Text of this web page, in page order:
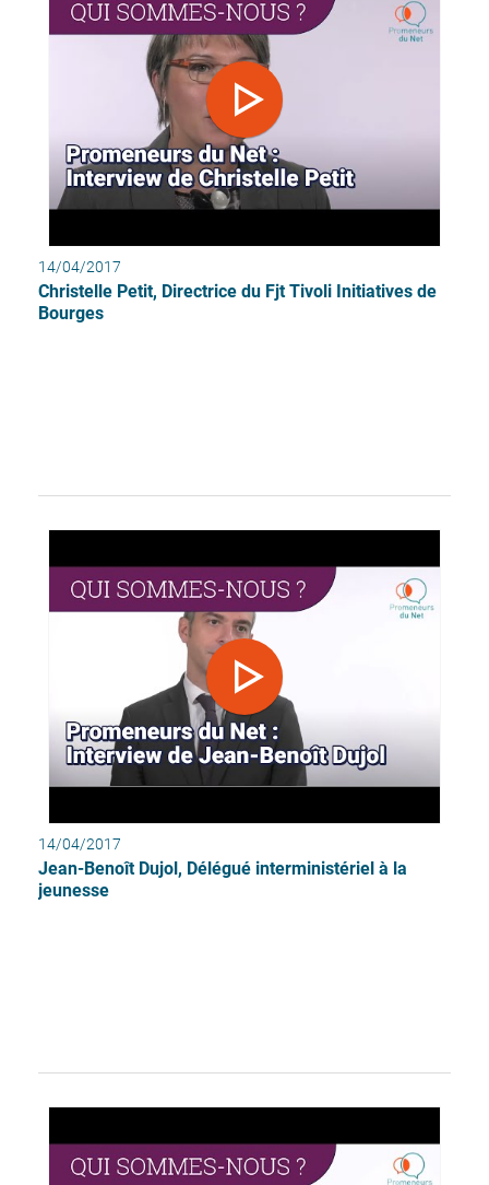
14/04/2017
Christelle Petit, Directrice du Fjt Tivoli Initiatives de
Bourges
14/04/2017
Jean-Benoît Dujol, Délégué interministériel à la
jeunesse